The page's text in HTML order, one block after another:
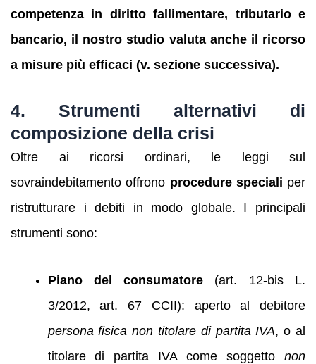
competenza in diritto fallimentare, tributario e
bancario, il nostro studio valuta anche il ricorso
a misure più efficaci (v. sezione successiva).
4. Strumenti alternativi di
composizione della crisi
Oltre ai ricorsi ordinari, le leggi sul
sovraindebitamento offrono procedure speciali per
ristrutturare i debiti in modo globale. I principali
strumenti sono:
Piano del consumatore (art. 12‑bis L.
3/2012, art. 67 CCII): aperto al debitore
persona fisica non titolare di partita IVA, o al
titolare di partita IVA come soggetto non